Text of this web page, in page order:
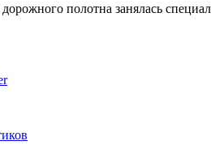
полотна занялась